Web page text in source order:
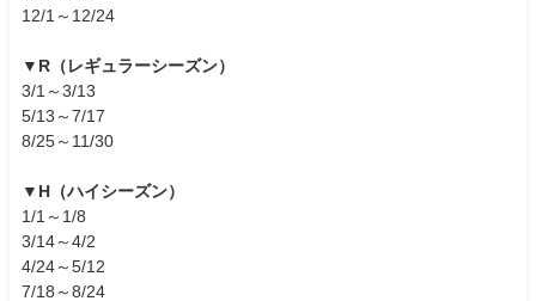
12/1～12/24
▼R（レギュラーシーズン）
3/1～3/13
5/13～7/17
8/25～11/30
▼H（ハイシーズン）
1/1～1/8
3/14～4/2
4/24～5/12
7/18～8/24